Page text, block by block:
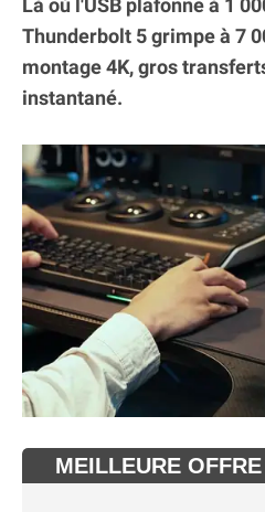
Là où l'USB plafonne à 1
Thunderbolt 5 grimpe à 7
montage 4K, gros
instantané.
MEILLEURE OFFRE